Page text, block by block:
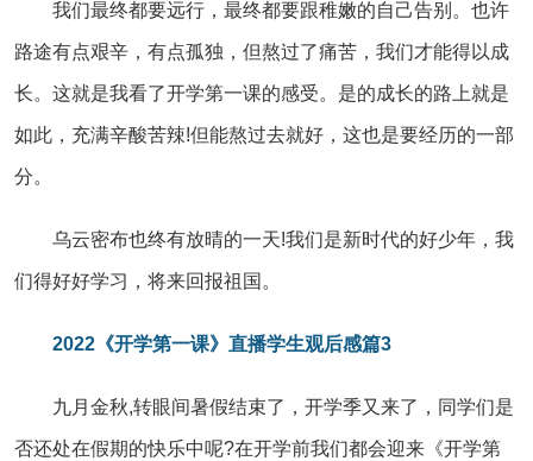
我们最终都要远行，最终都要跟稚嫩的自己告别。也许
路途有点艰辛，有点孤独，但熬过了痛苦，我们才能得以成
长。这就是我看了开学第一课的感受。是的成长的路上就是
如此，充满辛酸苦辣!但能熬过去就好，这也是要经历的一部
分。
乌云密布也终有放晴的一天!我们是新时代的好少年，我
们得好好学习，将来回报祖国。
2022《开学第一课》直播学生观后感篇3
九月金秋,转眼间暑假结束了，开学季又来了，同学们是
否还处在假期的快乐中呢?在开学前我们都会迎来《开学第